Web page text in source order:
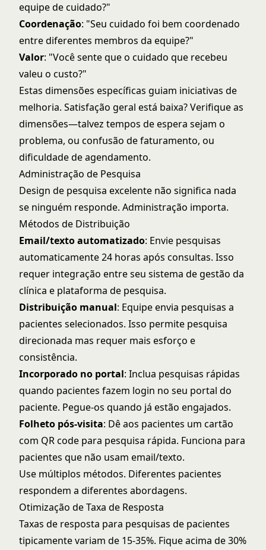
equipe de cuidado?"
Coordenação: "Seu cuidado foi bem coordenado
entre diferentes membros da equipe?"
Valor: "Você sente que o cuidado que recebeu
valeu o custo?"
Estas dimensões específicas guiam iniciativas de
melhoria. Satisfação geral está baixa? Verifique as
dimensões—talvez tempos de espera sejam o
problema, ou confusão de faturamento, ou
dificuldade de agendamento.
Administração de Pesquisa
Design de pesquisa excelente não significa nada
se ninguém responde. Administração importa.
Métodos de Distribuição
Email/texto automatizado: Envie pesquisas
automaticamente 24 horas após consultas. Isso
requer integração entre seu sistema de gestão da
clínica e plataforma de pesquisa.
Distribuição manual: Equipe envia pesquisas a
pacientes selecionados. Isso permite pesquisa
direcionada mas requer mais esforço e
consistência.
Incorporado no portal: Inclua pesquisas rápidas
quando pacientes fazem login no seu portal do
paciente. Pegue-os quando já estão engajados.
Folheto pós-visita: Dê aos pacientes um cartão
com QR code para pesquisa rápida. Funciona para
pacientes que não usam email/texto.
Use múltiplos métodos. Diferentes pacientes
respondem a diferentes abordagens.
Otimização de Taxa de Resposta
Taxas de resposta para pesquisas de pacientes
tipicamente variam de 15-35%. Fique acima de 30%